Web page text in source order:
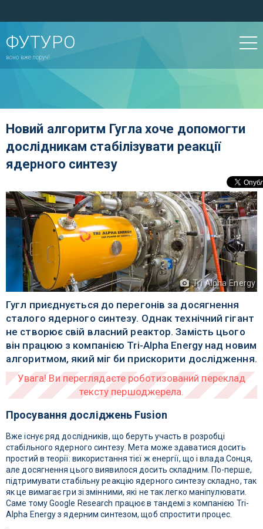
ФУТУРО
воно вже поруч!
Новий алгоритм Гугла хоче допомогти
дослідникам стабілізувати реакції
ядерного синтезу
Tri Alpha Energy
Гугл приєднується до перегонів за досягнення
сталого ядерного синтезу. Однак технічний гігант
не створює свій власний реактор. Замість цього
він працюю з компанією Tri-Alpha Energy над новим
алгоритмом, який міг би прискорити дослідження.
Просування досліджень Fusion
Вже існує ряд дослідників, що беруть участь в розробці
стабільного ядерного синтезу. Мета може здаватися досить
простий в теорії: використання тієї ж енергії, що і влада Сонця,
але досягнення цього виявилося досить складним. По-перше,
підтримувати стабільну реакцію ядерного синтезу складно, так
як це вимагає гри зі змінними, які не так легко маніпулювати.
Саме тому Google Research працює в тандемі з компанією Tri-
Alpha Energy з ядерним синтезом, щоб спростити процес.